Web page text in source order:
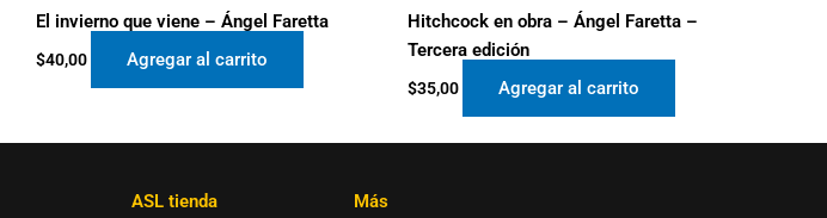
El invierno que viene – Ángel Faretta
$40,00 Agregar al carrito
Hitchcock en obra – Ángel Faretta –
Tercera edición
$35,00 Agregar al carrito
ASL tienda Más